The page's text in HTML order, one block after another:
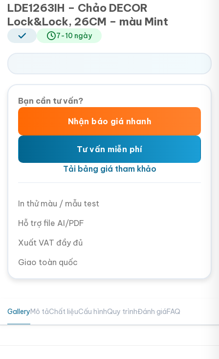
LDE1263IH – Chảo DECOR
Lock&Lock, 26CM – màu Mint
7-10 ngày
Bạn cần tư vấn?
Nhận báo giá nhanh
Tư vấn miễn phí
Tải bảng giá tham khảo
In thử màu / mẫu test
Hỗ trợ file AI/PDF
Xuất VAT đầy đủ
Giao toàn quốc
GalleryMô tảChất liệuCấu hìnhQuy trìnhĐánh giáFAQ